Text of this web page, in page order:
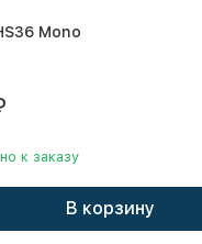
Mono
к заказу
В корзину